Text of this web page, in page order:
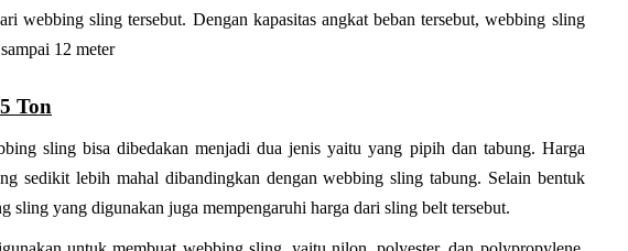
webbing sling tersebut. Dengan kapasitas angkat beban tersebut, webbing sling
12 meter
Ton
sling bisa dibedakan menjadi dua jenis yaitu yang pipih dan tabung. Harga
sedikit lebih mahal dibandingkan dengan webbing sling tabung. Selain bentuk
sling yang digunakan juga mempengaruhi harga dari sling belt tersebut.